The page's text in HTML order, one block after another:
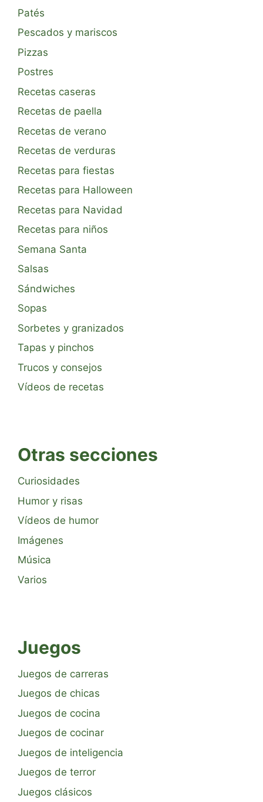
Patés
Pescados y mariscos
Pizzas
Postres
Recetas caseras
Recetas de paella
Recetas de verano
Recetas de verduras
Recetas para fiestas
Recetas para Halloween
Recetas para Navidad
Recetas para niños
Semana Santa
Salsas
Sándwiches
Sopas
Sorbetes y granizados
Tapas y pinchos
Trucos y consejos
Vídeos de recetas
Otras secciones
Curiosidades
Humor y risas
Vídeos de humor
Imágenes
Música
Varios
Juegos
Juegos de carreras
Juegos de chicas
Juegos de cocina
Juegos de cocinar
Juegos de inteligencia
Juegos de terror
Juegos clásicos